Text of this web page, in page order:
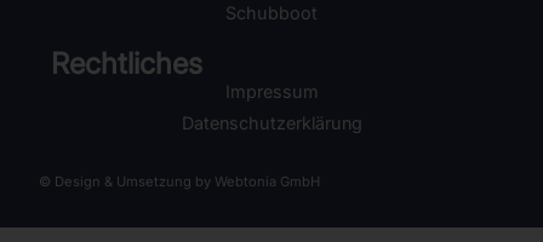
Schubboot
Rechtliches
Impressum
Datenschutzerklärung
© Design & Umsetzung by Webtonia GmbH